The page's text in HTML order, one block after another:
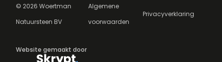
© 2026 Woertman
Natuursteen BV
Algemene
voorwaarden
Privacyverklaring
Website gemaakt door